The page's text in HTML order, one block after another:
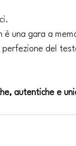
è una gara a
perfezione del
autentiche e